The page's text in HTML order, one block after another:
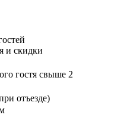
и скидки
гостя свыше 2
отъезде)